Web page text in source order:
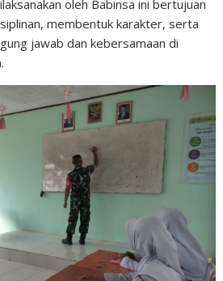
oleh Babinsa ini bertujuan
membentuk karakter, serta
jawab dan kebersamaan di